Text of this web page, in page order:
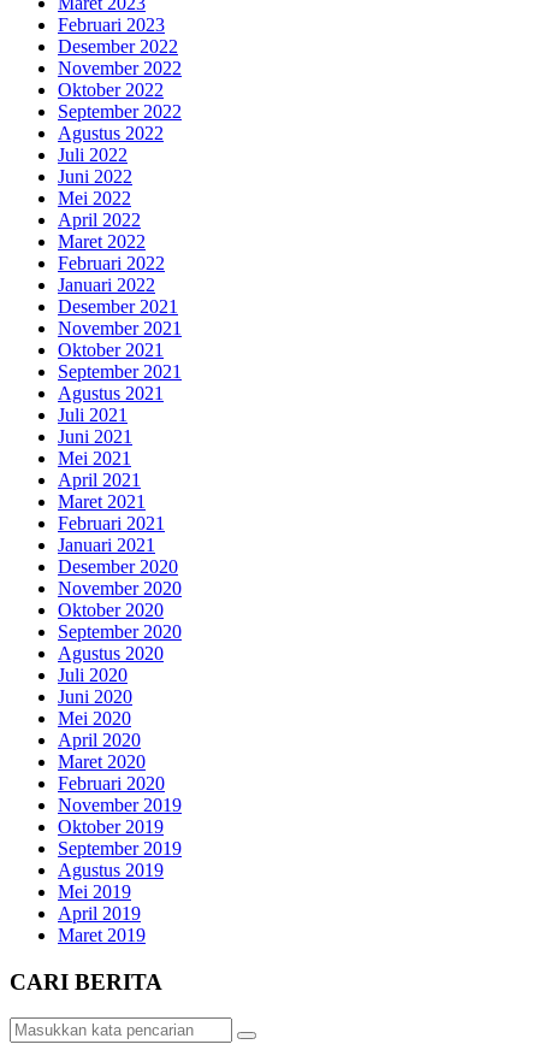
Februari 2023
Desember 2022
November 2022
Oktober 2022
September 2022
Agustus 2022
Juli 2022
Juni 2022
Mei 2022
April 2022
Maret 2022
Februari 2022
Januari 2022
Desember 2021
November 2021
Oktober 2021
September 2021
Agustus 2021
Juli 2021
Juni 2021
Mei 2021
April 2021
Maret 2021
Februari 2021
Januari 2021
Desember 2020
November 2020
Oktober 2020
September 2020
Agustus 2020
Juli 2020
Juni 2020
Mei 2020
April 2020
Maret 2020
Februari 2020
November 2019
Oktober 2019
September 2019
Agustus 2019
Mei 2019
April 2019
Maret 2019
CARI BERITA